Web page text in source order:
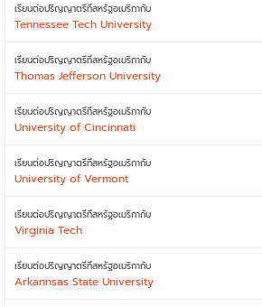
เรียนต่อปริญญาตรีที่สหรัฐอเมริกากับ
Tennessee Tech University
เรียนต่อปริญญาตรีที่สหรัฐอเมริกากับ
Thomas Jefferson University
เรียนต่อปริญญาตรีที่สหรัฐอเมริกากับ
University of Cincinnati
เรียนต่อปริญญาตรีที่สหรัฐอเมริกากับ
University of Vermont
เรียนต่อปริญญาตรีที่สหรัฐอเมริกากับ
Virginia Tech
เรียนต่อปริญญาตรีที่สหรัฐอเมริกากับ
Arkannsas State University